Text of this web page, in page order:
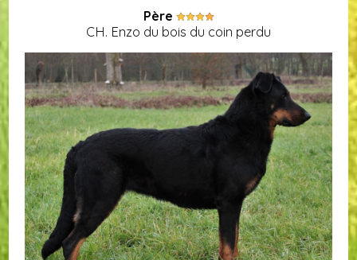
Père
CH. Enzo du bois du coin perdu